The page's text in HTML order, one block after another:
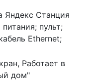
Яндекс Станция
пульт;
Ethernet;
Работает в
дом"